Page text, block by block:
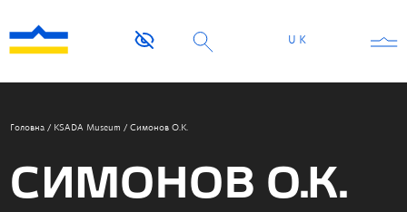
UK
Головна / KSADA Museum / Симонов О.К.
СИМОНОВ О.К.